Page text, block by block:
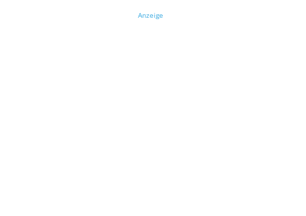
Anzeige